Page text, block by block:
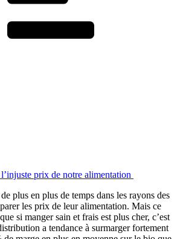
prix de notre alimentation
plus en plus de temps dans les rayons des
les prix de leur alimentation. Mais ce
si manger sain et frais est plus cher, c’est
a tendance à surmarger fortement